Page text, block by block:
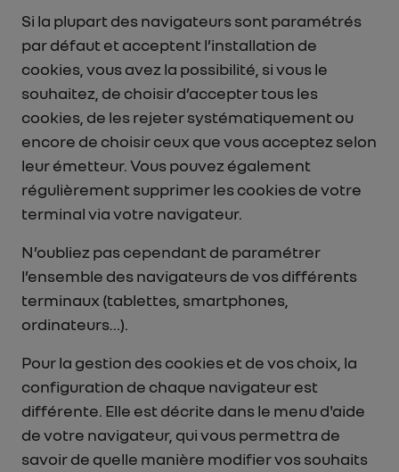
Si la plupart des navigateurs sont paramétrés
par défaut et acceptent l’installation de
cookies, vous avez la possibilité, si vous le
souhaitez, de choisir d’accepter tous les
cookies, de les rejeter systématiquement ou
encore de choisir ceux que vous acceptez selon
leur émetteur. Vous pouvez également
régulièrement supprimer les cookies de votre
terminal via votre navigateur.
N’oubliez pas cependant de paramétrer
l’ensemble des navigateurs de vos différents
terminaux (tablettes, smartphones,
ordinateurs…).
Pour la gestion des cookies et de vos choix, la
configuration de chaque navigateur est
différente. Elle est décrite dans le menu d'aide
de votre navigateur, qui vous permettra de
savoir de quelle manière modifier vos souhaits